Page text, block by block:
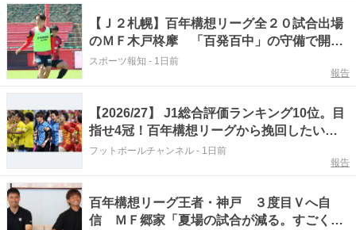
【Ｊ２札幌】百年構想リーグ全２０試合出場
のＭＦ木戸柊摩 「百発百中」の守備で開幕
ダッシュ図る…８日にホーム・徳島戦
スポーツ報知 - 1日前
報告
【2026/27】 J1総合評価ランキング10位。目
指せ4冠！百年構想リーグから挽回したいの
は？
フットボールチャンネル - 1日前
報告
百年構想リーグ王者・神戸 ３度目Ｖへ自
信 ＭＦ郷家「夏場の試合が減る。すごくい